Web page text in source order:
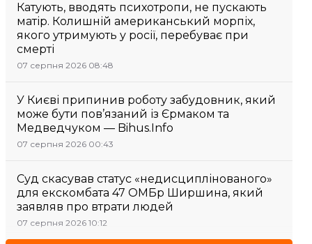
Катують, вводять психотропи, не пускають
матір. Колишній американський морпіх,
якого утримують у росії, перебуває при
смерті
07 серпня 2026 08:48
У Києві припинив роботу забудовник, який
може бути пов’язаний із Єрмаком та
Медведчуком — Bihus.Info
07 серпня 2026 00:43
Суд скасував статус «недисциплінованого»
для екскомбата 47 ОМБр Ширшина, який
заявляв про втрати людей
07 серпня 2026 10:12